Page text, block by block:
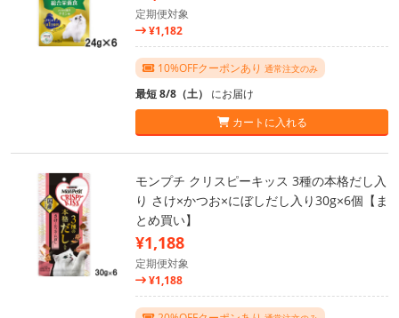
定期便対象
¥1,182
10%OFFクーポンあり 通常注文のみ
最短 8/8（土） にお届け
カートに入れる
モンプチ クリスピーキッス 3種の本格だし入
り さけ×かつお×にぼしだし入り30g×6個【ま
とめ買い】
¥1,188
定期便対象
¥1,188